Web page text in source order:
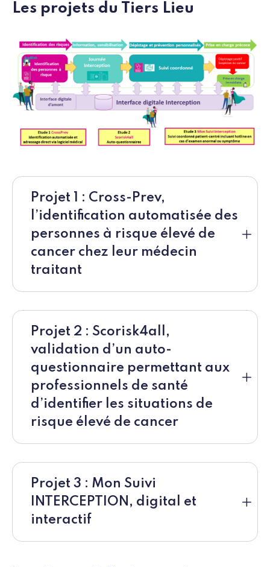
Les projets du Tiers Lieu
Projet 1 : Cross-Prev,
l’identification automatisée des
personnes à risque élevé de
cancer chez leur médecin
traitant
Projet 2 : Scorisk4all,
validation d’un auto-
questionnaire permettant aux
professionnels de santé
d’identifier les situations de
risque élevé de cancer
Projet 3 : Mon Suivi
INTERCEPTION, digital et
interactif